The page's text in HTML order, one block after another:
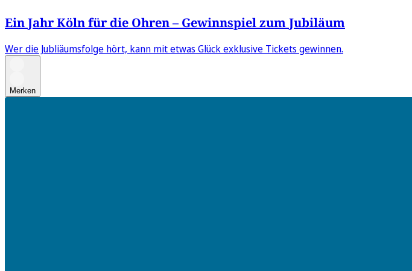
Ein Jahr Köln für die Ohren – Gewinnspiel zum Jubiläum
Wer die Jubliäumsfolge hört, kann mit etwas Glück exklusive Tickets gewinnen.
Merken